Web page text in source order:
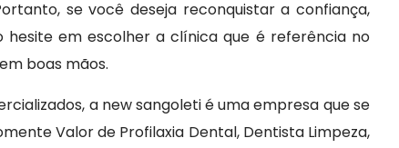
se você deseja reconquistar a confiança,
em escolher a clínica que é referência no
boas mãos.
a new sangoleti é uma empresa que se
Valor de Profilaxia Dental, Dentista Limpeza,